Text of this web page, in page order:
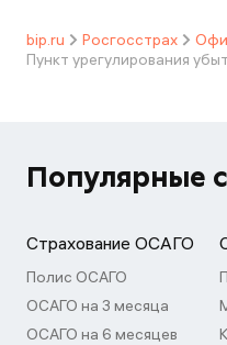
bip.ru Росгосстрах
Пункт урегулирования
Популярные
Страхование ОСАГО
Полис ОСАГО
ОСАГО на 3 месяца
ОСАГО на 6 месяцев